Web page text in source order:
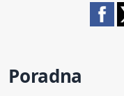
Poradna